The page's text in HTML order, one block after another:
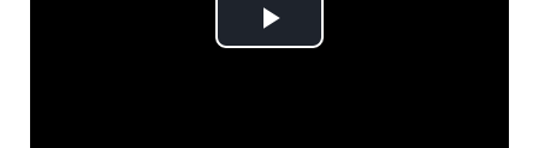
Play